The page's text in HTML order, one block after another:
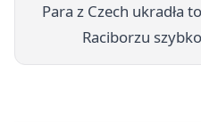
Para z Czech ukradła
Raciborzu